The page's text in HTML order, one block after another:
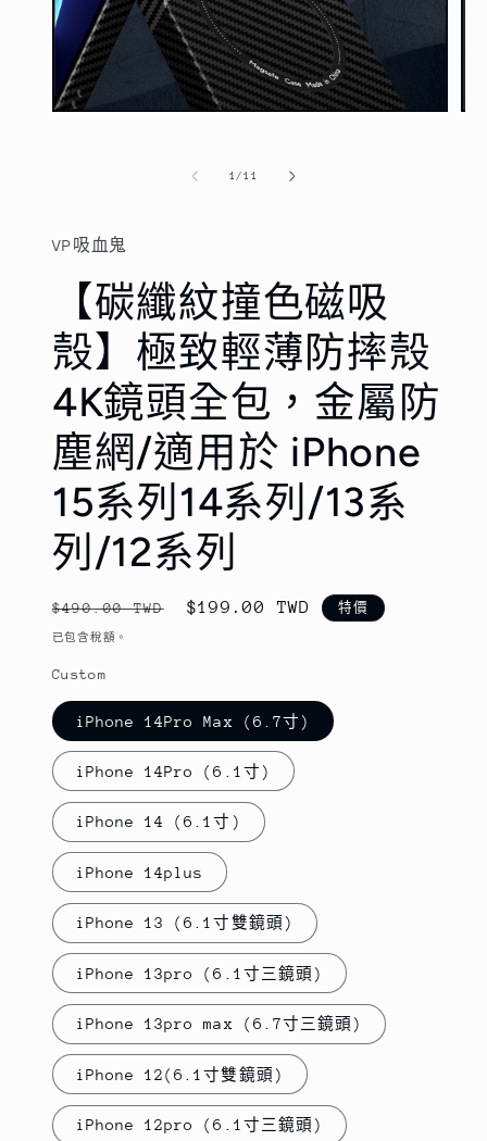
開
檔
案
1//11
VP吸血鬼
【碳纖紋撞色磁吸
殼】極致輕薄防摔殼
4K鏡頭全包，金屬防
塵網/適用於 iPhone
15系列14系列/13系
列/12系列
定
價
$490.00 TWD
售
$199.00 TWD 特價
已包含稅額。
Custom
iPhone 14Pro Max (6.7寸)
iPhone 14Pro (6.1寸)
iPhone 14 (6.1寸)
iPhone 14plus
iPhone 13 (6.1寸雙鏡頭)
iPhone 13pro (6.1寸三鏡頭)
iPhone 13pro max (6.7寸三鏡頭)
iPhone 12(6.1寸雙鏡頭)
iPhone 12pro (6.1寸三鏡頭)